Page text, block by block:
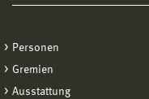
Personen
Gremien
Ausstattung